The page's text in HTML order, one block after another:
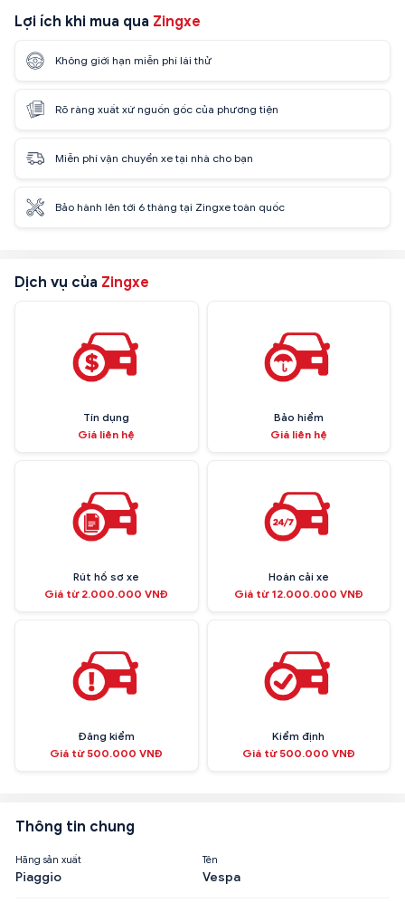
Lợi ích khi mua qua Zingxe
Không giới hạn miễn phí lái thử
Rõ ràng xuất xứ nguồn gốc của phương tiện
Miễn phí vận chuyển xe tại nhà cho bạn
Bảo hành lên tới 6 tháng tại Zingxe toàn quốc
Dịch vụ của Zingxe
Tín dụng
Giá liên hệ
Bảo hiểm
Giá liên hệ
Rút hồ sơ xe
Giá từ 2.000.000 VNĐ
Hoán cải xe
Giá từ 12.000.000 VNĐ
Đăng kiểm
Giá từ 500.000 VNĐ
Kiểm định
Giá từ 500.000 VNĐ
Thông tin chung
Hãng sản xuất
Piaggio
Tên
Vespa